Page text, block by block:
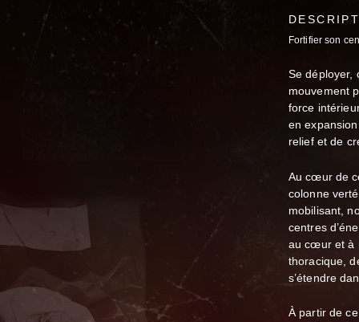
Fortifier son
Se déployer,
mouvement
force
en
relief et de
Au cœur de
colonne
mobilisant,
centres
au cœur et à
thoracique,
s’étendre
À partir de